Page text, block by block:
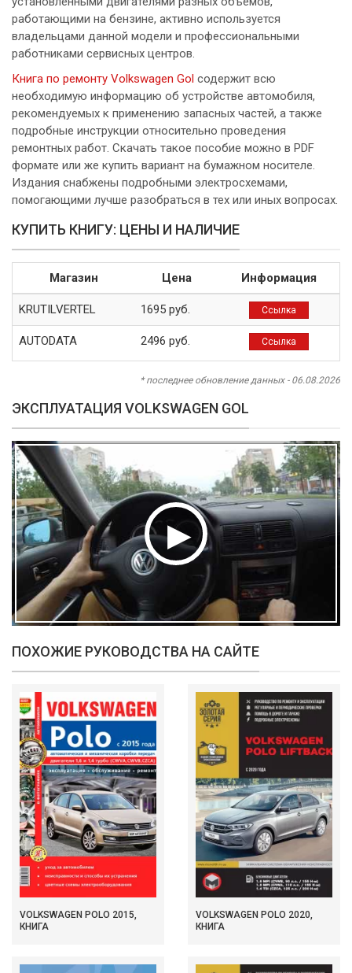
работающими на бензине, активно используется
владельцами данной модели и профессиональными
работниками сервисных центров.
Книга по ремонту Volkswagen Gol содержит всю
необходимую информацию об устройстве автомобиля,
рекомендуемых к применению запасных частей, а также
подробные инструкции относительно проведения
ремонтных работ. Скачать такое пособие можно в PDF
формате или же купить вариант на бумажном носителе.
Издания снабжены подробными электросхемами,
помогающими лучше разобраться в тех или иных вопросах.
КУПИТЬ КНИГУ: ЦЕНЫ И НАЛИЧИЕ
Магазин Цена Информация
KRUTILVERTEL 1695 руб. Ссылка
AUTODATA 2496 руб. Ссылка
* последнее обновление данных - 06.08.2026
ЭКСПЛУАТАЦИЯ VOLKSWAGEN GOL
ПОХОЖИЕ РУКОВОДСТВА НА САЙТЕ
VOLKSWAGEN POLO 2015,
КНИГА
VOLKSWAGEN POLO 2020,
КНИГА